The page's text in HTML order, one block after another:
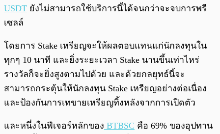
USDT ยังไม่สามารถใช้บริการนี้ได้จนกว่าจะจบการพรี
เซลล์
โดยการ Stake เหรียญจะให้ผลตอบแทนแก่นักลงทุนใน
ทุกๆ 10 นาที และยิ่งระยะเวลา Stake นานขึ้นเท่าไหร่
รางวัลก็จะยิ่งสูงตามไปด้วย และด้วยกลยุทธ์นี้จะ
สามารถกระตุ้นให้นักลงทุน Stake เหรียญอย่างต่อเนื่อง
และป้องกันการเทขายเหรียญทิ้งหลังจากการเปิดตัว
และหนึ่งในฟีเจอร์หลักของ BTBSC คือ 69% ของอุปทาน